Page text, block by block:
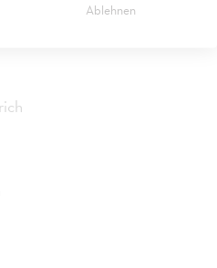
Ablehnen